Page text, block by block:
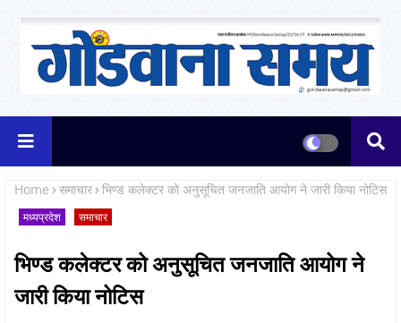
Home समाचार भिण्ड कलेक्टर को अनुसूचित जनजाति आयोग ने जारी किया नोटिस
मध्यप्रदेश समाचार
भिण्ड कलेक्टर को अनुसूचित जनजाति आयोग ने
जारी किया नोटिस